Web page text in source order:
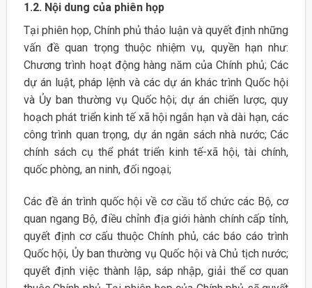
1.2. Nội dung của phiên họp
Tại phiên họp, Chính phủ thảo luận và quyết định những
vấn đề quan trọng thuộc nhiệm vụ, quyền hạn như:
Chương trình hoạt động hàng năm của Chính phủ; Các
dự án luật, pháp lệnh và các dự án khác trình Quốc hội
và Ủy ban thường vụ Quốc hội; dự án chiến lược, quy
hoạch phát triển kinh tế xã hội ngắn hạn và dài hạn, các
công trình quan trọng, dự án ngân sách nhà nước; Các
chính sách cụ thể phát triển kinh tế-xã hội, tài chính,
quốc phòng, an ninh, đối ngoại;
Các đề án trình quốc hội về cơ cầu tổ chức các Bộ, cơ
quan ngang Bộ, điều chỉnh địa giới hành chính cấp tỉnh,
quyết định cơ cấu thuộc Chính phủ, các báo cáo trình
Quốc hội, Ủy ban thường vụ Quốc hội và Chủ tịch nước;
quyết định việc thành lập, sáp nhập, giải thể cơ quan